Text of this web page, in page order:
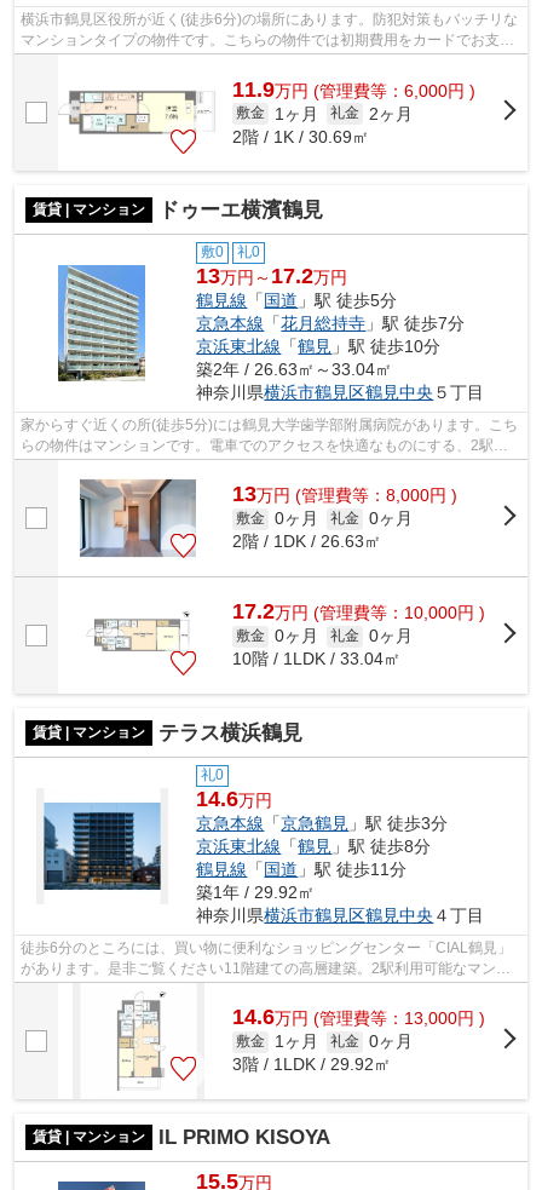
横浜市鶴見区役所が近く(徒歩6分)の場所にあります。防犯対策もバッチリな
マンションタイプの物件です。こちらの物件では初期費用をカードでお支払
11.9万円 (管理費等：6,000円 )
敷金 1ヶ月 礼金
2ヶ月
2階 / 1K / 30.69㎡
賃貸 | マンション ドゥーエ横濱鶴見
敷0 礼0
13万円～ 17.2万円
鶴見線 「国道 」駅 徒歩5分
京急本線 「花月総持寺 」駅 徒歩7分
京浜東北線 「鶴見 」駅 徒歩10分
築2年 / 26.63㎡～33.04㎡
神奈川県横浜市鶴見区鶴見中央 ５丁目
家からすぐ近くの所(徒歩5分)には鶴見大学歯学部附属病院があります。こち
らの物件はマンションです。電車でのアクセスを快適なものにする、2駅利
用可能な物件です。駅から徒歩5分とい...
13万円 (管理費等：8,000円 )
敷金 0ヶ月 礼金 0ヶ月
2階 / 1DK / 26.63㎡
17.2万円 (管理費等：10,000円 )
敷金 0ヶ月 礼金 0ヶ月
10階 / 1LDK / 33.04㎡
賃貸 | マンション テラス横浜鶴見
礼0
14.6万円
京急本線 「京急鶴見 」駅 徒歩3分
京浜東北線 「鶴見 」駅 徒歩8分
鶴見線 「国道 」駅 徒歩11分
築1年 / 29.92㎡
神奈川県横浜市鶴見区鶴見中央 ４丁目
徒歩6分のところには、買い物に便利なショッピングセンター「CIAL鶴見」
があります。是非ご覧ください11階建ての高層建築。2駅利用可能なマンシ
ョンなので行動範囲も広がります。高ニ...
14.6万円 (管理費等：13,000円 )
敷金 1ヶ月 礼金 0ヶ月
3階 / 1LDK / 29.92㎡
賃貸 | マンション IL PRIMO KISOYA
15.5万円